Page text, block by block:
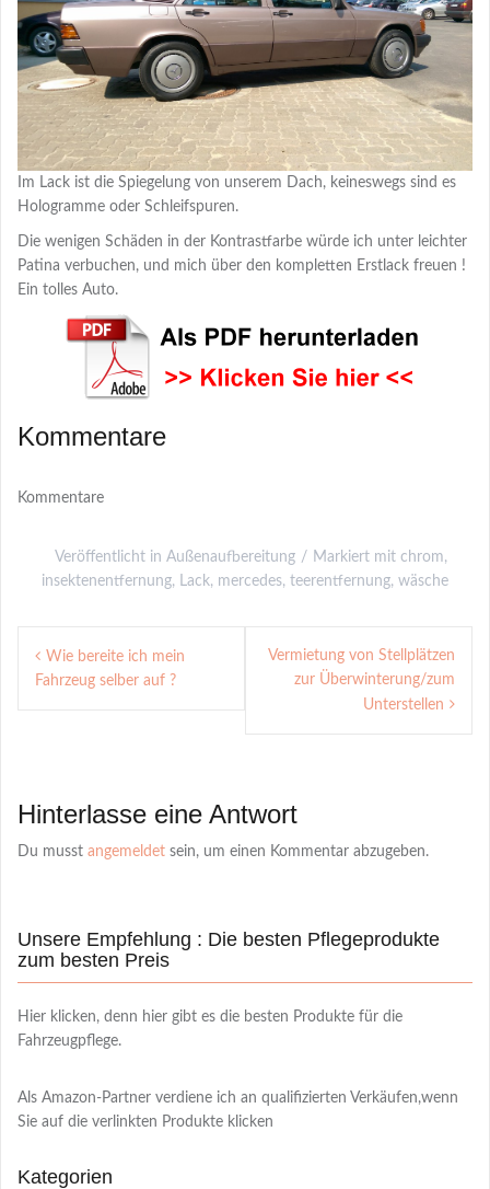
Im Lack ist die Spiegelung von unserem Dach, keineswegs sind es
Hologramme oder Schleifspuren.
Die wenigen Schäden in der Kontrastfarbe würde ich unter leichter
Patina verbuchen, und mich über den kompletten Erstlack freuen !
Ein tolles Auto.
Kommentare
Kommentare
Veröffentlicht in Außenaufbereitung Markiert mit chrom,
insektenentfernung, Lack, mercedes, teerentfernung, wäsche
Post
navigation
Wie bereite ich mein
Fahrzeug selber auf ?
Vermietung von Stellplätzen
zur Überwinterung/zum
Unterstellen
Hinterlasse eine Antwort
Du musst angemeldet sein, um einen Kommentar abzugeben.
Unsere Empfehlung : Die besten Pflegeprodukte
zum besten Preis
Hier klicken, denn hier gibt es die besten Produkte für die
Fahrzeugpflege.
Als Amazon-Partner verdiene ich an qualifizierten Verkäufen,wenn
Sie auf die verlinkten Produkte klicken
Kategorien